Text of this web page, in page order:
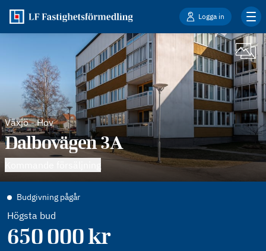
Logga in
Växjö-Hov
Dalbovägen 3A
Budgivning pågår
Högsta bud
650 000kr